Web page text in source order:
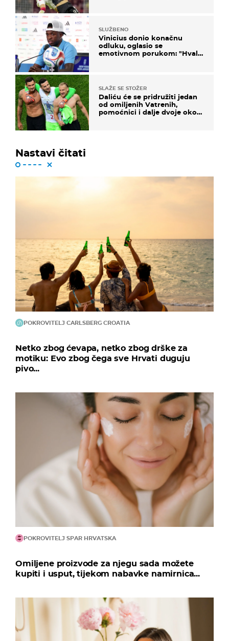
SLUŽBENO
Vinicius donio konačnu
odluku, oglasio se
emotivnom porukom: "Hvala
SLAŽE SE STOŽER
Daliću će se pridružiti jedan
od omiljenih Vatrenih,
pomoćnici i dalje dvoje oko
Nastavi čitati
POKROVITELJ CARLSBERG CROATIA
Netko zbog ćevapa, netko zbog drške za
motiku: Evo zbog čega sve Hrvati duguju
pivo...
POKROVITELJ SPAR HRVATSKA
Omiljene proizvode za njegu sada možete
kupiti i usput, tijekom nabavke namirnica...